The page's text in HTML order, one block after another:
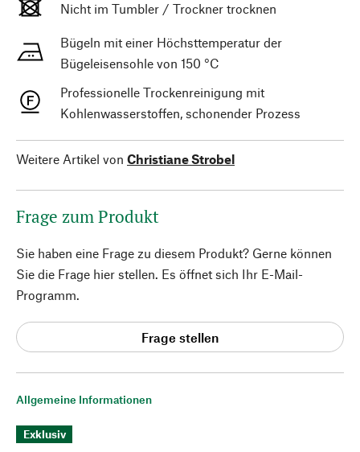
Allgemeine Informationen
Exklusiv
Nicht im Tumbler / Trockner trocknen
Bügeln mit einer Höchsttemperatur der
Bügeleisensohle von 150 °C
Professionelle Trockenreinigung mit
Kohlenwasserstoffen, schonender Prozess
Weitere Artikel von Christiane Strobel
Frage zum Produkt
Sie haben eine Frage zu diesem Produkt? Gerne können
Sie die Frage hier stellen. Es öffnet sich Ihr E-Mail-
Programm.
Frage stellen